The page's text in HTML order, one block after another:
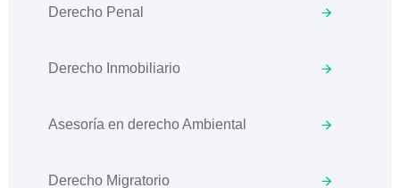
Derecho Penal
Derecho Inmobiliario
Asesoría en derecho Ambiental
Derecho Migratorio